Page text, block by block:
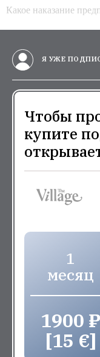
Какое наказание
Я УЖЕ
Чтобы
купите
1
месяц
1900 ₽
[15 €]